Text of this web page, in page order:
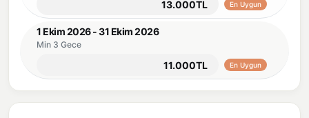
13.000TL En Uygun
1 Ekim 2026 - 31 Ekim 2026
Min 3 Gece
11.000TL En Uygun